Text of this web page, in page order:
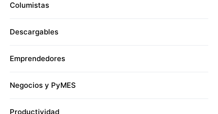
Columistas
Descargables
Emprendedores
Negocios y PyMES
Productividad